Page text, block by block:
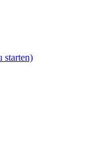
starten)